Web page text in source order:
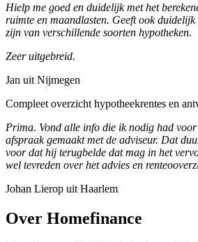
Hielp me goed en duidelijk met het
ruimte en maandlasten. Geeft ook
zijn van verschillende soorten hypotheken.
Zeer uitgebreid.
Jan uit Nijmegen
Compleet overzicht hypotheekrentes en
Prima. Vond alle info die ik nodig had
afspraak gemaakt met de adviseur. Dat
voor dat hij terugbelde dat mag in het
wel tevreden over het advies en
Johan Lierop uit Haarlem
Over Homefinance